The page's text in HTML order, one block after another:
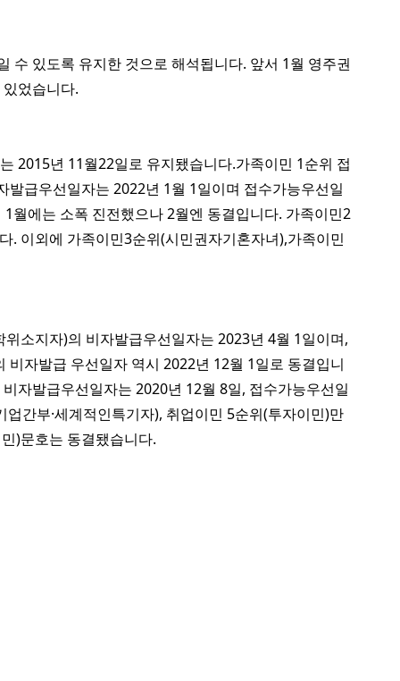
수 있도록 유지한 것으로 해석됩니다. 앞서 1월 영주권
었습니다.
2015년 11월22일로 유지됐습니다.가족이민 1순위 접
급우선일자는 2022년 1월 1일이며 접수가능우선일
월에는 소폭 진전했으나 2월엔 동결입니다. 가족이민2
. 이외에 가족이민3순위(시민권자기혼자녀),가족이민
소지자)의 비자발급우선일자는 2023년 4월 1일이며,
자발급 우선일자 역시 2022년 12월 1일로 동결입니
자발급우선일자는 2020년 12월 8일, 접수가능우선일
간부·세계적인특기자), 취업이민 5순위(투자이민)만
)문호는 동결됐습니다.